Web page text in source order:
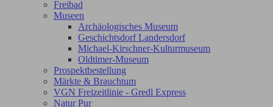
Freibad
Museen
Archäologisches Museum
Geschichtsdorf Landersdorf
Michael-Kirschner-Kulturmuseum
Oldtimer-Museum
Prospektbestellung
Märkte & Brauchtum
VGN Freizeitlinie - Gredl Express
Natur Pur